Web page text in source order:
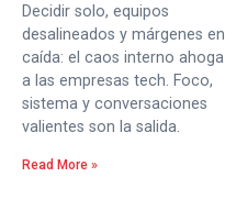
Decidir solo, equipos
desalineados y márgenes en
caída: el caos interno ahoga
a las empresas tech. Foco,
sistema y conversaciones
valientes son la salida.
Read More »